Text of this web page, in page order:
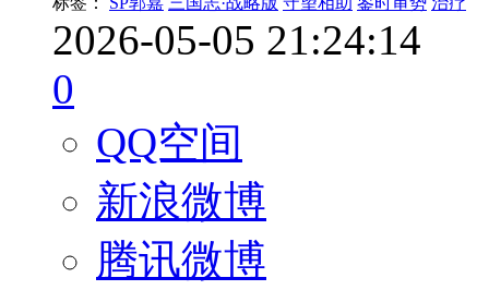
2026-05-05 21:24:14
0
QQ空间
新浪微博
腾讯微博